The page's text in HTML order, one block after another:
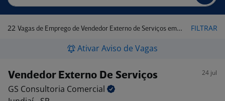
22 Vagas de Emprego de Vendedor Externo de Serviços em Jundiaí - SP FILTRAR
Ativar Aviso de Vagas
Vendedor Externo De Serviços 24 jul
GS Consultoria Comercial